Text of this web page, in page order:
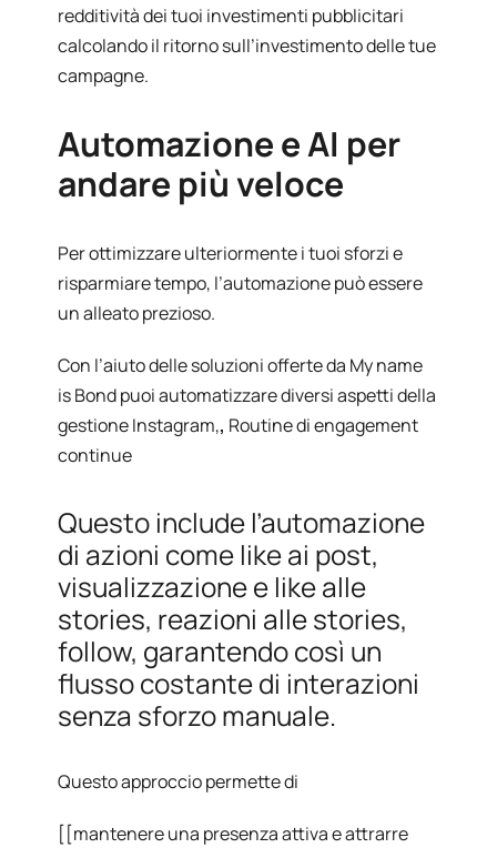
redditività dei tuoi investimenti pubblicitari
calcolando il ritorno sull’investimento delle tue
campagne.
Automazione e AI per
andare più veloce
Per ottimizzare ulteriormente i tuoi sforzi e
risparmiare tempo, l’automazione può essere
un alleato prezioso.
Con l’aiuto delle soluzioni offerte da My name
is Bond puoi automatizzare diversi aspetti della
gestione Instagram,, Routine di engagement
continue
Questo include l’automazione
di azioni come like ai post,
visualizzazione e like alle
stories, reazioni alle stories,
follow, garantendo così un
flusso costante di interazioni
senza sforzo manuale.
Questo approccio permette di
[[mantenere una presenza attiva e attrarre